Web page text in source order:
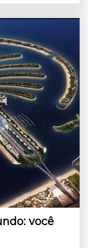
você